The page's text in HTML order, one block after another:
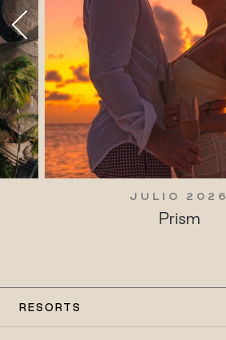
JULIO 2026
Prism
RESORTS